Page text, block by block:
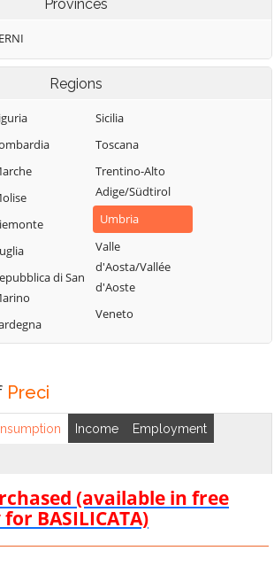
di
Umbra
sul
Spello
Todi
Torgiano
Trevi
Umbertide
Valfabbrica
Vallo di Nera
Valtopina
Provinces
Regions
di San
Sicilia
Toscana
Trentino-Alto
Adige/Südtirol
Umbria
Valle
d'Aosta/Vallée
d'Aoste
Veneto
Preci
Income Employment
(available in free
BASILICATA)